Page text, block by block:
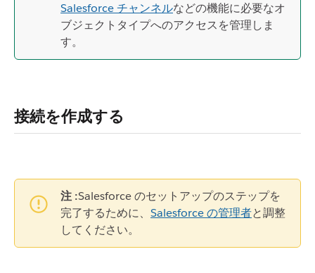
Salesforce チャンネルなどの機能に必要なオ
ブジェクトタイプへのアクセスを管理しま
す。
接続を作成する
注 :Salesforce のセットアップのステップを
完了するために、 Salesforce の管理者と調整
してください。